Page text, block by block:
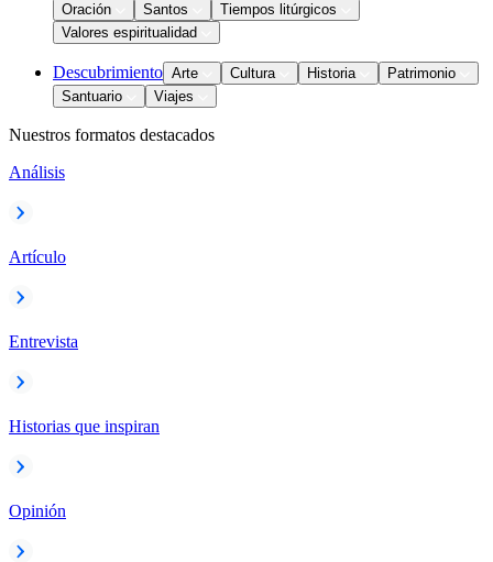
Oración
Santos
Tiempos litúrgicos
Valores espiritualidad
Descubrimiento Arte Cultura Historia
Patrimonio
Santuario
Viajes
Nuestros formatos destacados
Análisis
Artículo
Entrevista
Historias que inspiran
Opinión